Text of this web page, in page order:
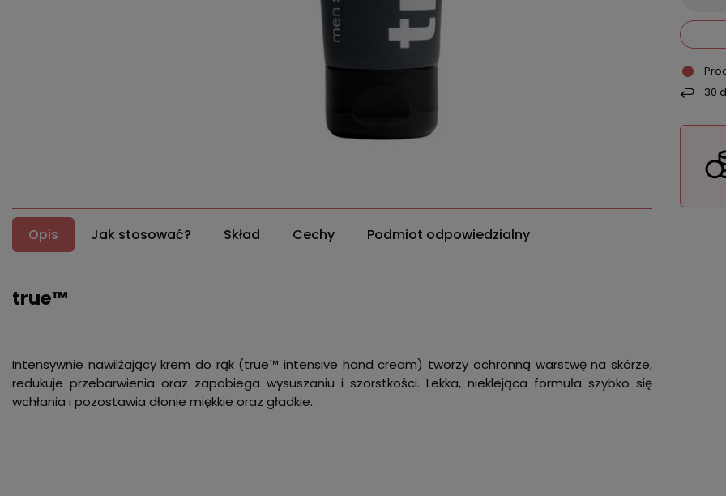
Opis Jak stosować? Skład Cechy Podmiot odpowiedzialny
true™
Intensywnie nawilżający krem do rąk (true™ intensive hand cream) tworzy ochronną warstwę na skórze,
redukuje przebarwienia oraz zapobiega wysuszaniu i szorstkości. Lekka, nieklejąca formuła szybko się
wchłania i pozostawia dłonie miękkie oraz gładkie.
30